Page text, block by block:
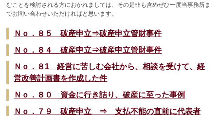
むことを検討される方におかれましては、その是非も含めぜひ一度当事務所ま
でお問い合わせいただければと思います。
Ｎｏ．８５ 破産申立⇒破産申立管財事件
Ｎｏ．８４ 破産申立⇒破産申立管財事件
Ｎｏ．８1 経営に苦しむ会社から、相談を受けて、経
営改善計画書を作成した件
Ｎｏ．８０ 資金に行き詰り、破産に至った事例
Ｎｏ．７９ 破産申立 ⇒ 支払不能の直前に代表者